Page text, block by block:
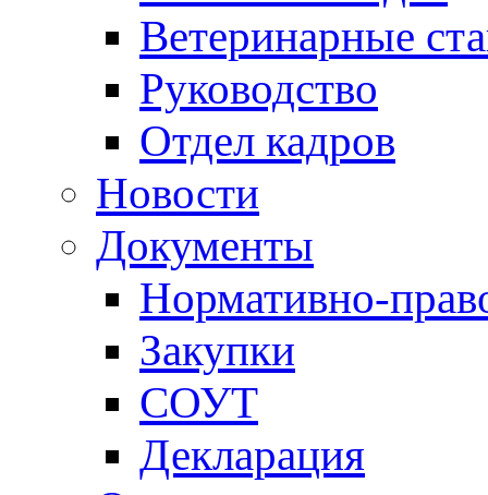
Ветеринарные
Руководство
Отдел кадров
Новости
Документы
Нормативно-
Закупки
СОУТ
Декларация